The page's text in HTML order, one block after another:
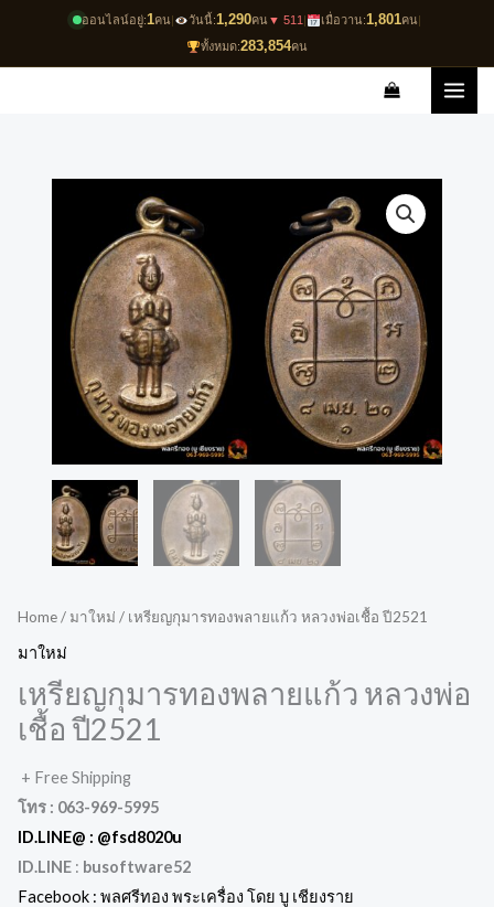
ออนไลน์อยู่:1คน| วันนี้:1,290คน▼ 511 | เมื่อวาน:1,801คน|
ทั้งหมด:283,854คน
content
Home/ มาใหม่ / เหรียญกุมารทองพลายแก้ว หลวงพ่อเชื้อ ปี2521
มาใหม่
เหรียญกุมารทองพลายแก้ว หลวงพ่อ
เชื้อ ปี2521
+ Free Shipping
โทร : 063-969-5995
ID.LINE@ : @fsd8020u
ID.LINE : busoftware52
Facebook : พลศรีทอง พระเครื่อง โดย บู เชียงราย